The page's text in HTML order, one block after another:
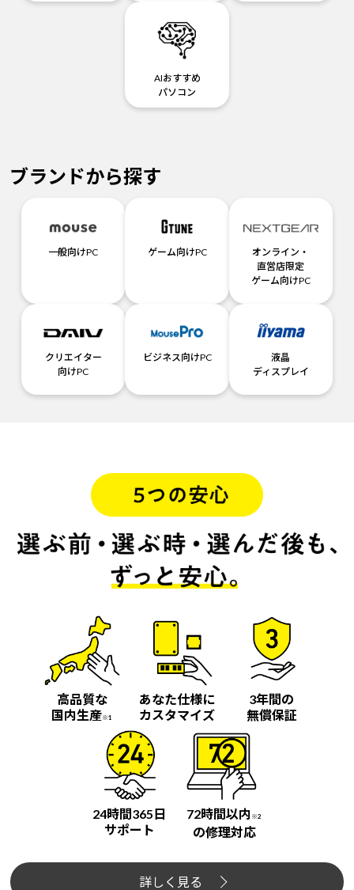
AIおすすめ
パソコン
ブランドから探す
一般向けPC ゲーム向けPC
オンライン・
直営店限定
ゲーム向けPC
クリエイター
向けPC
ビジネス向けPC
液晶
ディスプレイ
高品質な
国内生産※1
あなた仕様に
カスタマイズ
3年間の
無償保証
24時間365日
サポート
72時間以内 ※2
の修理対応
詳しく見る